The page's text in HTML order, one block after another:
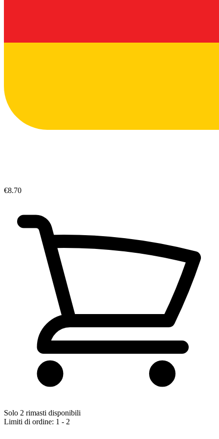
€8.70
Solo 2 rimasti disponibili
Limiti di ordine: 1 - 2